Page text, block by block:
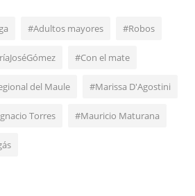
#Adultos mayores #Robos
#Con el mate
del Maule #Marissa D'Agostini
Torres #Mauricio Maturana